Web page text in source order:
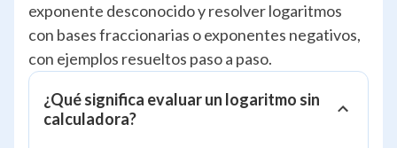
exponente desconocido y resolver logaritmos
con bases fraccionarias o exponentes negativos,
con ejemplos resueltos paso a paso.
¿Qué significa evaluar un logaritmo sin
calculadora?